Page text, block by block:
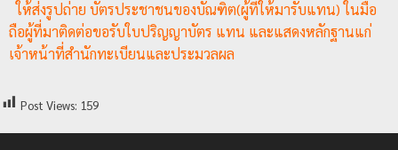
ว
ล
ให้ส่งรูปถ่าย บัตรประชาชนของบัณฑิต(ผู้ที่ให้มารับแทน) ในมือ
ถือผู้ที่มาติดต่อขอรับใบปริญญาบัตร แทน และแสดงหลักฐานแก่
เจ้าหน้าที่สำนักทะเบียนและประมวลผล
Post Views: 159